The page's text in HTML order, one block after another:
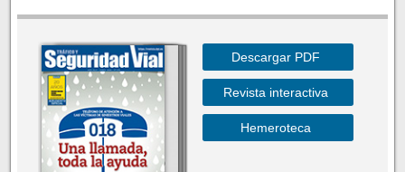
Descargar PDF
Revista interactiva
Hemeroteca